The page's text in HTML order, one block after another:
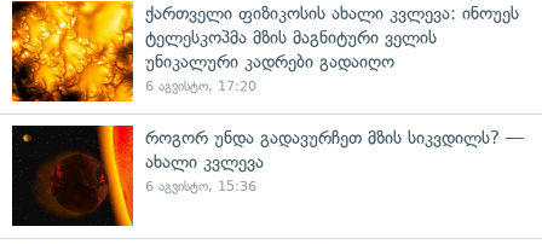
ქართველი ფიზიკოსის ახალი კვლევა: ინოუეს
ტელესკოპმა მზის მაგნიტური ველის
უნიკალური კადრები გადაიღო
6 აგვისტო, 17:20
როგორ უნდა გადავურჩეთ მზის სიკვდილს? —
ახალი კვლევა
6 აგვისტო, 15:36